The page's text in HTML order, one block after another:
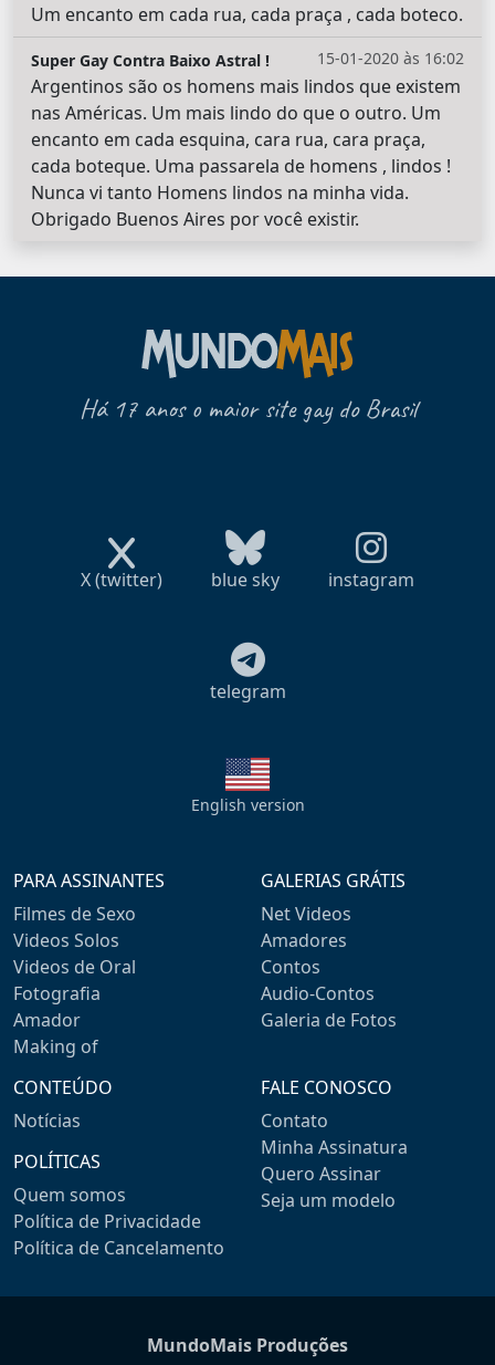
Um encanto em cada rua, cada praça , cada boteco.
15-01-2020 às 16:02
Super Gay Contra Baixo Astral !
Argentinos são os homens mais lindos que existem
nas Américas. Um mais lindo do que o outro. Um
encanto em cada esquina, cara rua, cara praça,
cada boteque. Uma passarela de homens , lindos !
Nunca vi tanto Homens lindos na minha vida.
Obrigado Buenos Aires por você existir.
Há 17 anos o maior site gay do Brasil
X (twitter) blue sky instagram
telegram
English version
PARA ASSINANTES
Filmes de Sexo
Videos Solos
Videos de Oral
Fotografia
Amador
Making of
GALERIAS GRÁTIS
Net Videos
Amadores
Contos
Audio-Contos
Galeria de Fotos
CONTEÚDO
Notícias
POLÍTICAS
Quem somos
Política de Privacidade
Política de Cancelamento
FALE CONOSCO
Contato
Minha Assinatura
Quero Assinar
Seja um modelo
MundoMais Produções